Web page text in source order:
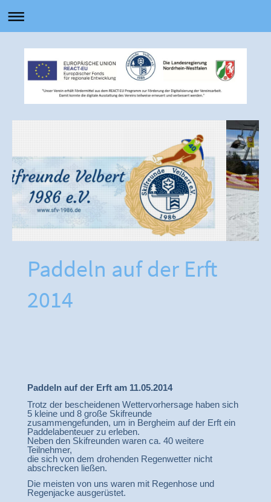
Paddeln auf der Erft
2014
Paddeln auf der Erft am 11.05.2014
Trotz der bescheidenen Wettervorhersage haben sich
5 kleine und 8 große Skifreunde
zusammengefunden, um in Bergheim auf der Erft ein
Paddelabenteuer zu erleben.
Neben den Skifreunden waren ca. 40 weitere
Teilnehmer,
die sich von dem drohenden Regenwetter nicht
abschrecken ließen.
Die meisten von uns waren mit Regenhose und
Regenjacke ausgerüstet.